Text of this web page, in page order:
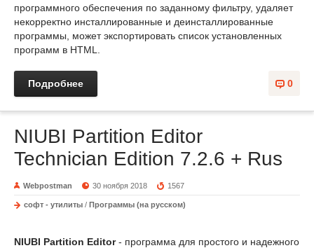
программного обеспечения по заданному фильтру, удаляет
некорректно инсталлированные и деинсталлированные
программы, может экспортировать список установленных
программ в HTML.
0
Подробнее
NIUBI Partition Editor
Technician Edition 7.2.6 + Rus
Webpostman 30 ноября 2018 1567
софт - утилиты / Программы (на русском)
NIUBI Partition Editor- программа для простого и надежного